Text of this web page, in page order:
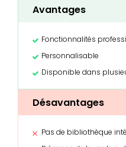
Avantages
Fonctionnalités
Personnalisable
Disponible dans
Désavantages
Pas de bibliothèque